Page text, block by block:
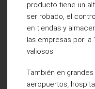
producto tiene un
ser robado, el
en tiendas y
las empresas por la
valiosos.
También en
aeropuertos,